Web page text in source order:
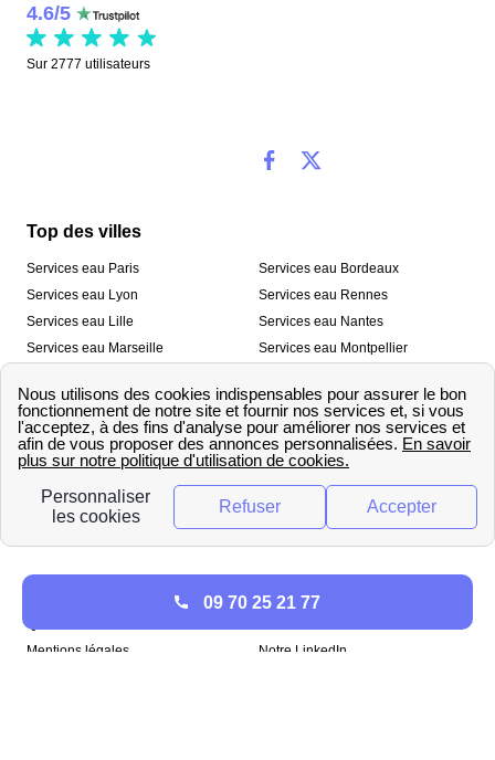
4.6/5
Sur 2777 utilisateurs
Top des villes
Services eau Paris
Services eau Lyon
Services eau Lille
Services eau Marseille
Services eau Toulon
Services eau Bordeaux
Services eau Rennes
Services eau Nantes
Services eau Montpellier
Services eau Strasbourg
Nos outils
🛁 Simulateur consommation eau
💧 Comparer les fournisseurs
d’eau
Qui sommes-nous ?
Mentions légales
Notre LinkedIn
09 70 25 21 77